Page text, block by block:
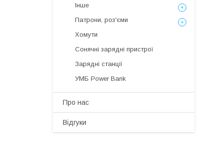
Інше
Патрони, роз'єми
Хомути
Сонячні зарядні пристрої
Зарядні станції
УМБ Power Bank
Про нас
Відгуки